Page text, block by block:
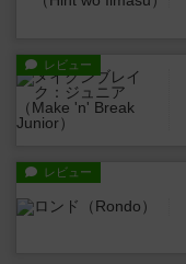
レビュー
レビュー